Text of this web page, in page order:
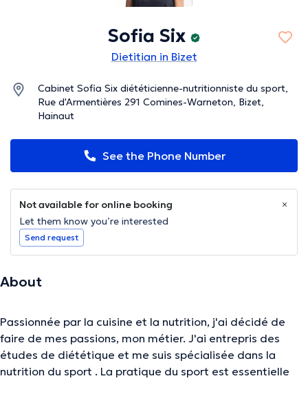
Sofia Six
Dietitian in Bizet
Cabinet Sofia Six diététicienne-nutritionniste du sport,
Rue d'Armentières 291 Comines-Warneton, Bizet,
Hainaut
See the Phone Number
Not available for online booking
Let them know you’re interested
Send request
About
Passionnée par la cuisine et la nutrition, j'ai décidé de
faire de mes passions, mon métier. J'ai entrepris des
études de diététique et me suis spécialisée dans la
nutrition du sport . La pratique du sport est essentielle